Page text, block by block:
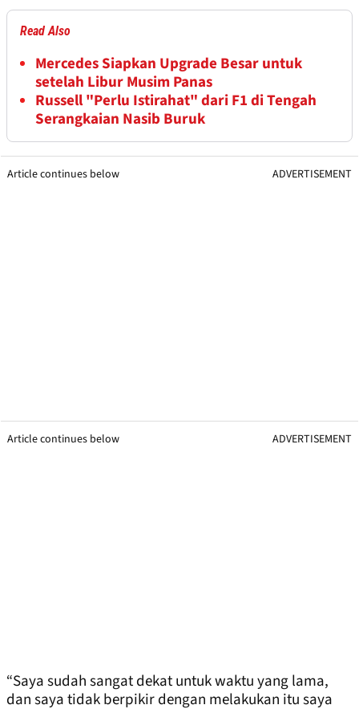
Read Also
Mercedes Siapkan Upgrade Besar untuk
setelah Libur Musim Panas
Russell "Perlu Istirahat" dari F1 di Tengah
Serangkaian Nasib Buruk
Article continues below ADVERTISEMENT
Article continues below ADVERTISEMENT
“Saya sudah sangat dekat untuk waktu yang lama,
dan saya tidak berpikir dengan melakukan itu saya